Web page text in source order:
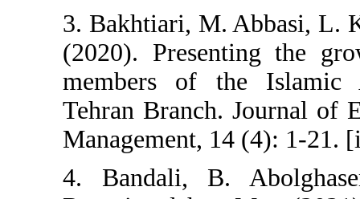
3. Bakhtiari, M.
(2020).
members of the
Tehran Branch.
Management, 14
4. Bandali, B.